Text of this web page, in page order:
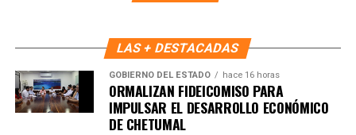
Eduardo Flores Jiménez, Oficial Mayor, como nuevo
integrante del COPLADEMUN y coordinador del Subcomité
Sectorial de Fortalecimiento Institucional.
Con estas acciones, el Gobierno de Playa del Carmen
LAS + DESTACADAS
GOBIERNO DEL ESTADO hace 16 horas
ORMALIZAN FIDEICOMISO PARA
IMPULSAR EL DESARROLLO ECONÓMICO
DE CHETUMAL